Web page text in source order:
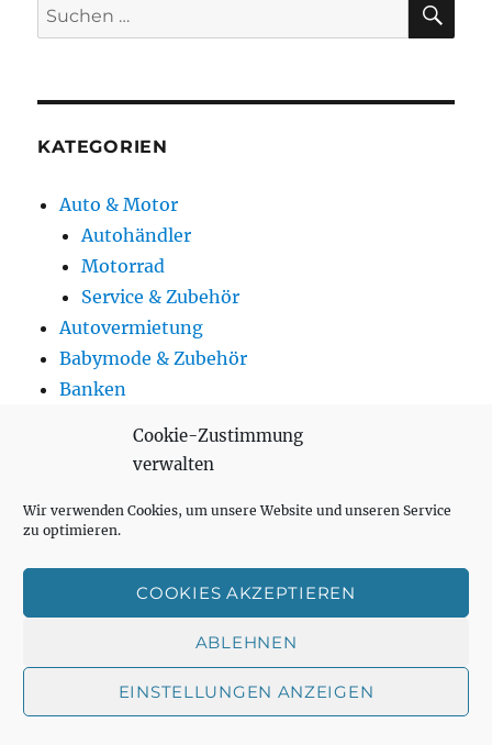
Cookie-Zustimmung
verwalten
Wir verwenden Cookies, um unsere Website und unseren Service
zu optimieren.
COOKIES AKZEPTIEREN
ABLEHNEN
EINSTELLUNGEN ANZEIGEN
Suchen
nach:
KATEGORIEN
Auto & Motor
Autohändler
Motorrad
Service & Zubehör
Autovermietung
Babymode & Zubehör
Banken
Buchhandlung
Drogerie & Parfümerie
Essen
Lieferservice
Restaurant
Gartenbedarf